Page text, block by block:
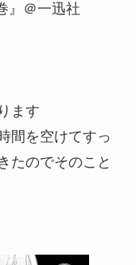
』＠一迅社
ます
間を空けてすっ
たのでそのこと